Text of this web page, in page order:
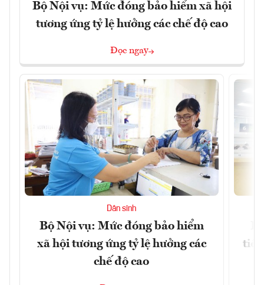
Bộ Nội vụ: Mức đóng bảo hiểm xã hội
tương ứng tỷ lệ hưởng các chế độ cao
Đọc ngay
Dân sinh
Bộ Nội vụ: Mức đóng bảo hiểm
xã hội tương ứng tỷ lệ hưởng các
chế độ cao